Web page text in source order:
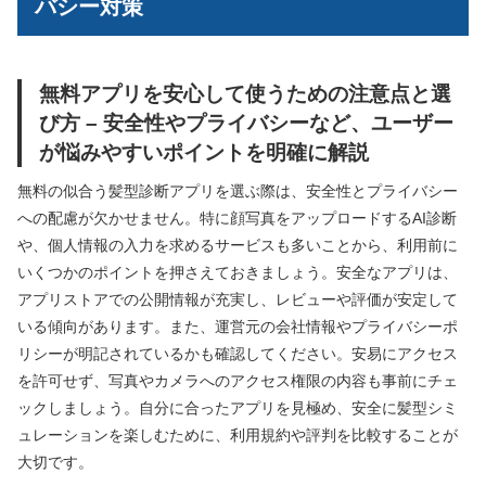
バシー対策
無料アプリを安心して使うための注意点と選
び方 – 安全性やプライバシーなど、ユーザー
が悩みやすいポイントを明確に解説
無料の似合う髪型診断アプリを選ぶ際は、安全性とプライバシー
への配慮が欠かせません。特に顔写真をアップロードするAI診断
や、個人情報の入力を求めるサービスも多いことから、利用前に
いくつかのポイントを押さえておきましょう。安全なアプリは、
アプリストアでの公開情報が充実し、レビューや評価が安定して
いる傾向があります。また、運営元の会社情報やプライバシーポ
リシーが明記されているかも確認してください。安易にアクセス
を許可せず、写真やカメラへのアクセス権限の内容も事前にチェ
ックしましょう。自分に合ったアプリを見極め、安全に髪型シミ
ュレーションを楽しむために、利用規約や評判を比較することが
大切です。